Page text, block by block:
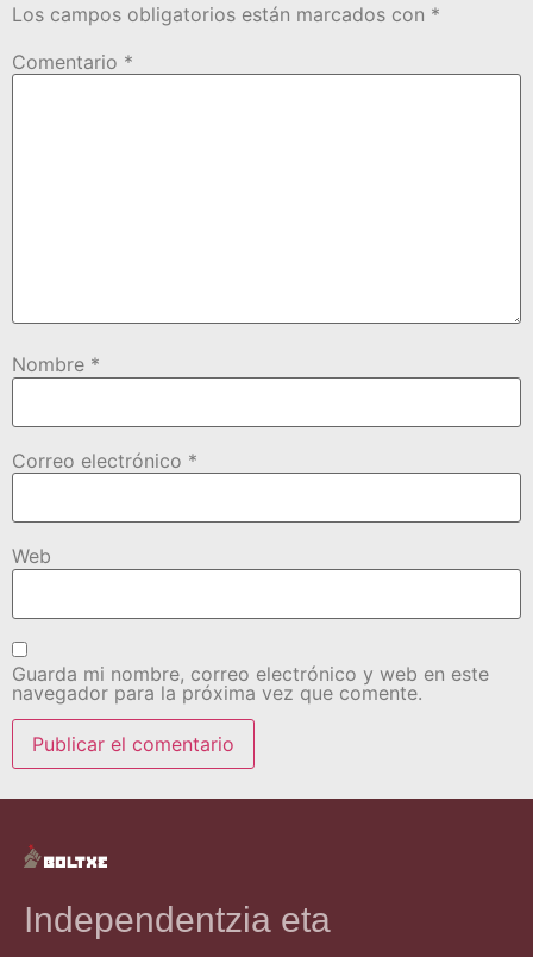
Los campos obligatorios están marcados con *
Comentario *
Nombre *
Correo electrónico *
Web
Guarda mi nombre, correo electrónico y web en este
navegador para la próxima vez que comente.
Independentzia eta